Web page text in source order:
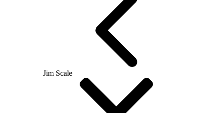
Jim Scale